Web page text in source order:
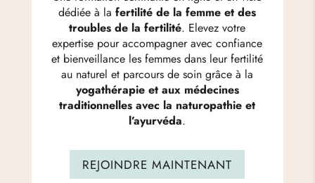
dédiée à lafertilité de la femme et des
troubles de la fertilité. Elevez votre
expertise pour accompagner avec confiance
et bienveillance les femmes dans leur fertilité
au naturel et parcours de soin grâce à la
yogathérapie et aux médecines
traditionnelles avec la naturopathie et
l’ayurvéda.
REJOINDRE MAINTENANT